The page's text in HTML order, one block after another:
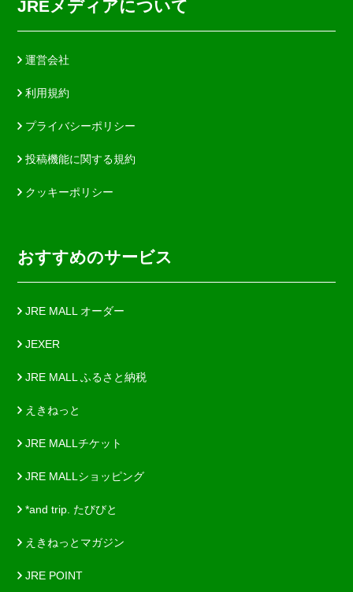
JREメディアについて
運営会社
利用規約
プライバシーポリシー
投稿機能に関する規約
クッキーポリシー
おすすめのサービス
JRE MALL オーダー
JEXER
JRE MALL ふるさと納税
えきねっと
JRE MALLチケット
JRE MALLショッピング
*and trip. たびびと
えきねっとマガジン
JRE POINT